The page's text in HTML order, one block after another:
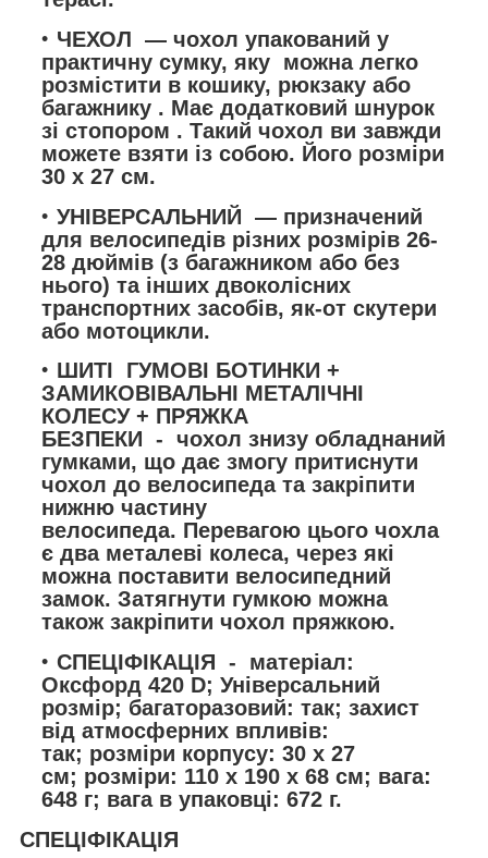
ЧЕХОЛ — чохол упакований у
практичну сумку, яку можна легко
розмістити в кошику, рюкзаку або
багажнику . Має додатковий шнурок
зі стопором . Такий чохол ви завжди
можете взяти із собою. Його розміри
30 х 27 см.
УНІВЕРСАЛЬНИЙ — призначений
для велосипедів різних розмірів 26-
28 дюймів (з багажником або без
нього) та інших двоколісних
транспортних засобів, як-от скутери
або мотоцикли.
ШИТІ ГУМОВІ БОТИНКИ +
ЗАМИКОВІВАЛЬНІ МЕТАЛІЧНІ
КОЛЕСУ + ПРЯЖКА
БЕЗПЕКИ - чохол знизу обладнаний
гумками, що дає змогу притиснути
чохол до велосипеда та закріпити
нижню частину
велосипеда. Перевагою цього чохла
є два металеві колеса, через які
можна поставити велосипедний
замок. Затягнути гумкою можна
також закріпити чохол пряжкою.
СПЕЦІФІКАЦІЯ -
матеріал:
Оксфорд 420 D; Універсальний
розмір; багаторазовий: так; захист
від атмосферних впливів:
так; розміри корпусу: 30 х 27
см; розміри: 110 х 190 х 68 см; вага:
648 г; вага в упаковці: 672 г.
СПЕЦІФІКАЦІЯ